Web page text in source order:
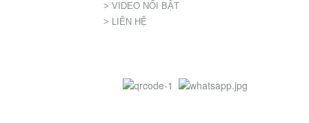
> VIDEO NỔI BẬT
> LIÊN HỆ